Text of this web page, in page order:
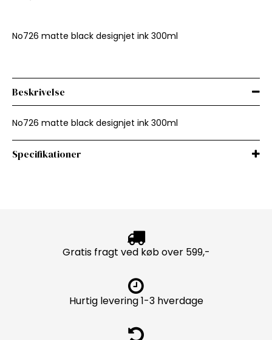
No726 matte black designjet ink 300ml
Beskrivelse
No726 matte black designjet ink 300ml
Specifikationer
Gratis fragt ved køb over 599,-
Hurtig levering 1-3 hverdage